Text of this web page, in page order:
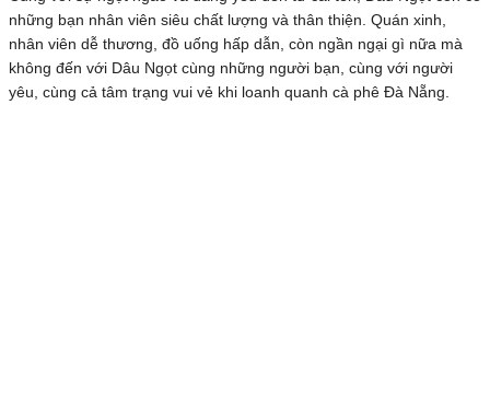
những bạn nhân viên siêu chất lượng và thân thiện. Quán xinh,
nhân viên dễ thương, đồ uống hấp dẫn, còn ngần ngại gì nữa mà
không đến với Dâu Ngọt cùng những người bạn, cùng với người
yêu, cùng cả tâm trạng vui vẻ khi loanh quanh cà phê Đà Nẵng.